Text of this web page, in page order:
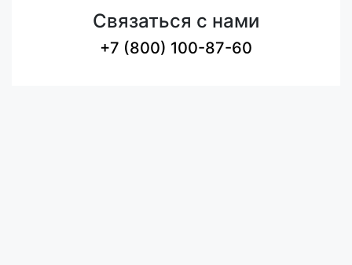
Связаться с нами
+7 (800) 100-87-60